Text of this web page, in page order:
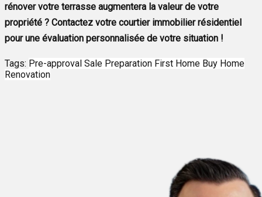
rénover votre terrasse augmentera la valeur de votre
propriété ? Contactez votre courtier immobilier résidentiel
pour une évaluation personnalisée de votre situation !
Tags: Pre-approval Sale Preparation First Home Buy Home
Renovation